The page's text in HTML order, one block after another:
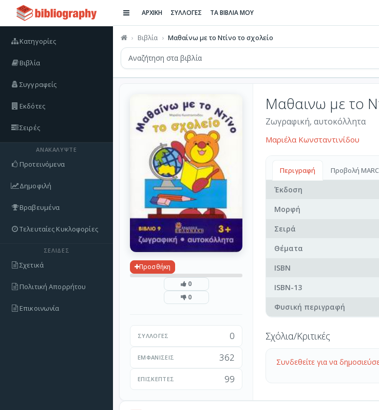
Κατηγορίες
Βιβλία
Συγγραφείς
Εκδότες
Σειρές
ΑΝΑΚΑΛΎΨΤΕ
Προτεινόμενα
Δημοφιλή
Βραβευμένα
Τελευταίες Κυκλοφορίες
ΣΕΛΊΔΕΣ
Σχετικά
Πολιτική Απορρήτου
Επικοινωνία
ΑΡΧΙΚΗ ΣΥΛΛΟΓΕΣ ΤΑ ΒΙΒΛΙΑ ΜΟΥ
Βιβλία Μαθαίνω με το Ντίνο το σχολείο
Προσθήκη
0
0
ΣΥΛΛΟΓΈΣ 0
ΕΜΦΑΝΊΣΕΙΣ 362
ΕΠΙΣΚΈΠΤΕΣ 99
Μαθαινω με το
Ζωγραφική, αυτοκόλλητα
Μαριέλα Κωνσταντινίδου
Περιγραφή Προβολή MARC
Έκδοση
Μορφή
Σειρά
Θέματα
ISBN
ISBN-13
Φυσική περιγραφή
Σχόλια/Κριτικές
Συνδεθείτε για να